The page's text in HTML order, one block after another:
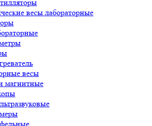
весы лабораторные
весы
магнитные